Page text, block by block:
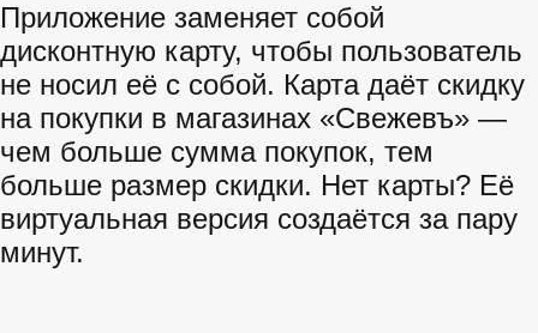
Приложение заменяет собой
дисконтную карту, чтобы пользователь
не носил её с собой. Карта даёт скидку
на покупки в магазинах «Свежевъ» —
чем больше сумма покупок, тем
больше размер скидки. Нет карты? Её
виртуальная версия создаётся за пару
минут.